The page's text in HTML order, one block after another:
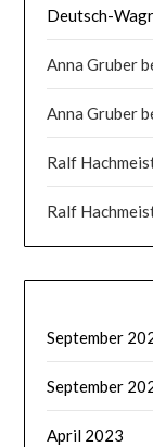
Deutsch-
Anna Gruber
Anna Gruber
Ralf
Ralf
September
September
April 2023